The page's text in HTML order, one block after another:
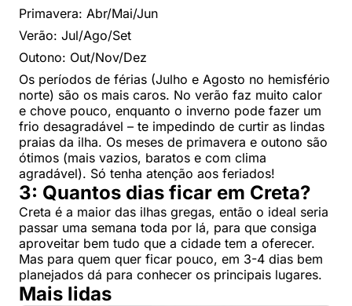
Primavera: Abr/Mai/Jun
Verão: Jul/Ago/Set
Outono: Out/Nov/Dez
Os períodos de férias (Julho e Agosto no hemisfério
norte) são os mais caros. No verão faz muito calor
e chove pouco, enquanto o inverno pode fazer um
frio desagradável – te impedindo de curtir as lindas
praias da ilha. Os meses de primavera e outono são
ótimos (mais vazios, baratos e com clima
agradável). Só tenha atenção aos feriados!
3: Quantos dias ficar em Creta?
Creta é a maior das ilhas gregas, então o ideal seria
passar uma semana toda por lá, para que consiga
aproveitar bem tudo que a cidade tem a oferecer.
Mas para quem quer ficar pouco, em 3-4 dias bem
planejados dá para conhecer os principais lugares.
Mais lidas